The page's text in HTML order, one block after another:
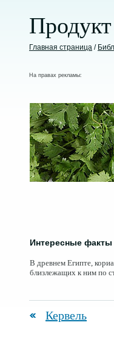
Главная страница /
На правах рекламы:
Интересные факты
В древнем Египте,
близлежащих к ним по
Кервель